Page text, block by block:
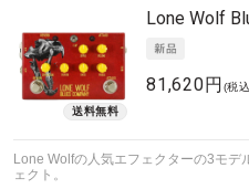
Lone Wolf
81,620円 (税
Lone Wolfの人気エフェクターの3モデ
ェクト。